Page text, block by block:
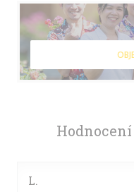
L